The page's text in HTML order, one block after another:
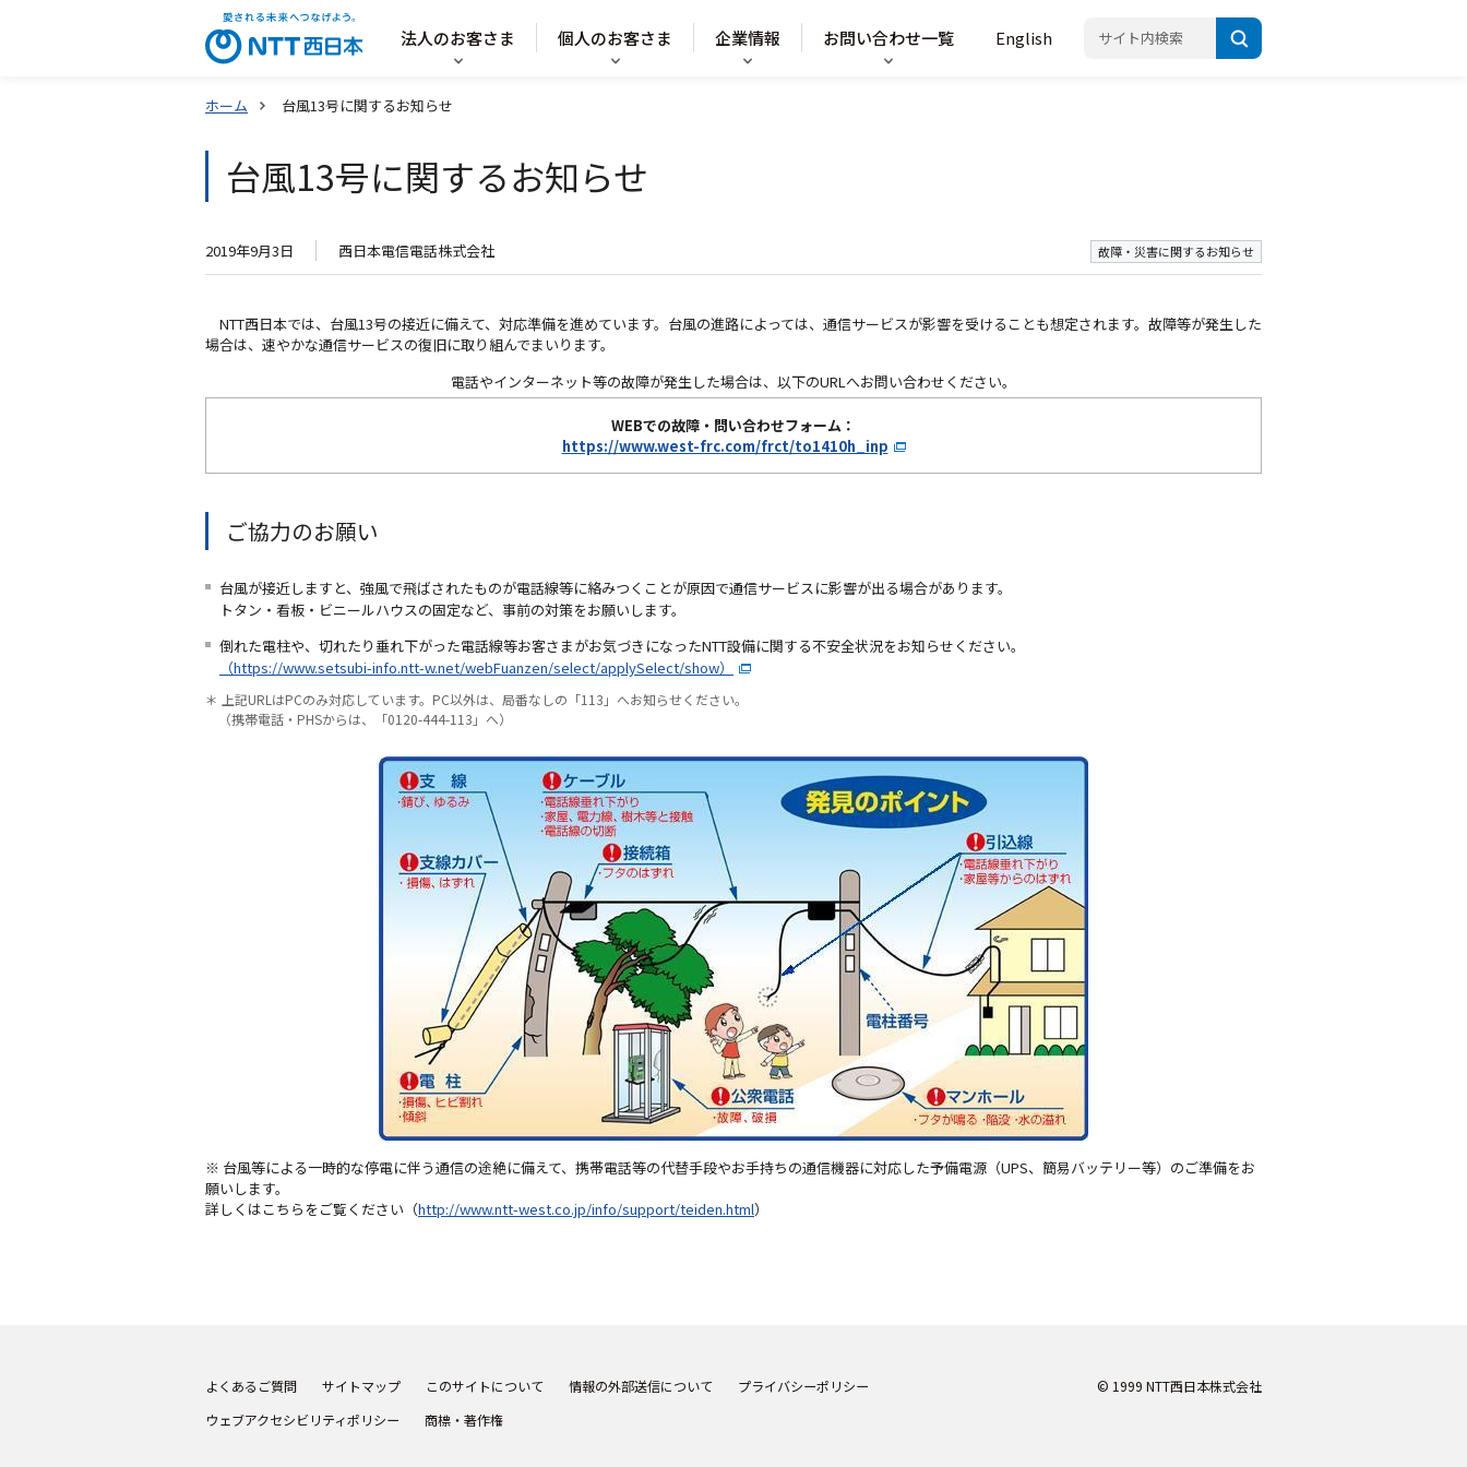
法人のお客さま 個人のお客さま 企業情報 お問い合わせ一覧 English
ホーム 台風13号に関するお知らせ
台風13号に関するお知らせ
2019年9月3日 西日本電信電話株式会社 故障・災害に関するお知らせ
NTT西日本では、台風13号の接近に備えて、対応準備を進めています。台風の進路によっては、通信サービスが影響を受けることも想定されます。故障等が発生した
場合は、速やかな通信サービスの復旧に取り組んでまいります。
電話やインターネット等の故障が発生した場合は、以下のURLへお問い合わせください。
WEBでの故障・問い合わせフォーム：
https://www.west-frc.com/frct/to1410h_inp
ご協力のお願い
台風が接近しますと、強風で飛ばされたものが電話線等に絡みつくことが原因で通信サービスに影響が出る場合があります。
トタン・看板・ビニールハウスの固定など、事前の対策をお願いします。
倒れた電柱や、切れたり垂れ下がった電話線等お客さまがお気づきになったNTT設備に関する不安全状況をお知らせください。
（https://www.setsubi-info.ntt-w.net/webFuanzen/select/applySelect/show）
＊ 上記URLはPCのみ対応しています。PC以外は、局番なしの「113」へお知らせください。
（携帯電話・PHSからは、「0120-444-113」へ）
※ 台風等による一時的な停電に伴う通信の途絶に備えて、携帯電話等の代替手段やお手持ちの通信機器に対応した予備電源（UPS、簡易バッテリー等）のご準備をお
願いします。
詳しくはこちらをご覧ください（http://www.ntt-west.co.jp/info/support/teiden.html）
よくあるご質問 サイトマップ このサイトについて 情報の外部送信について
プライバシーポリシー
ウェブアクセシビリティポリシー
商標・著作権
© 1999 NTT西日本株式会社